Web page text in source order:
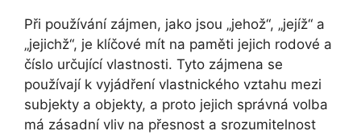
Při používání zájmen, jako jsou „jehož“, „jejíž“ a
„jejichž“, je klíčové mít na paměti jejich rodové a
číslo určující vlastnosti. Tyto zájmena se
používají k vyjádření vlastnického vztahu mezi
subjekty a objekty, a proto jejich správná volba
má zásadní vliv na přesnost a srozumitelnost